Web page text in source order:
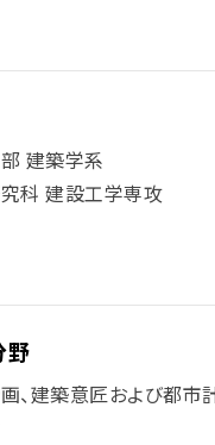
建築学系
科 建設工学専攻
野
、建築意匠および都市